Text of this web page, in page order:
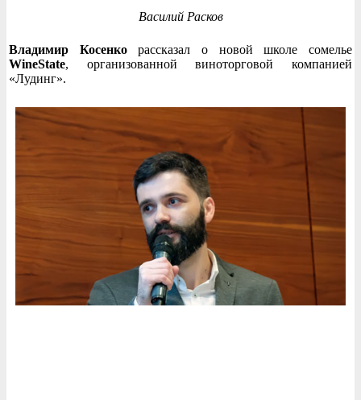
Василий Расков
Владимир Косенкорассказал о новой школе сомелье
WineState, организованной виноторговой компанией
«Лудинг».